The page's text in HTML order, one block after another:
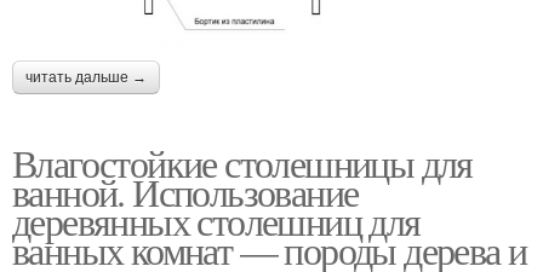
читать дальше →
Влагостойкие столешницы для
ванной. Использование
деревянных столешниц для
ванных комнат — породы дерева и